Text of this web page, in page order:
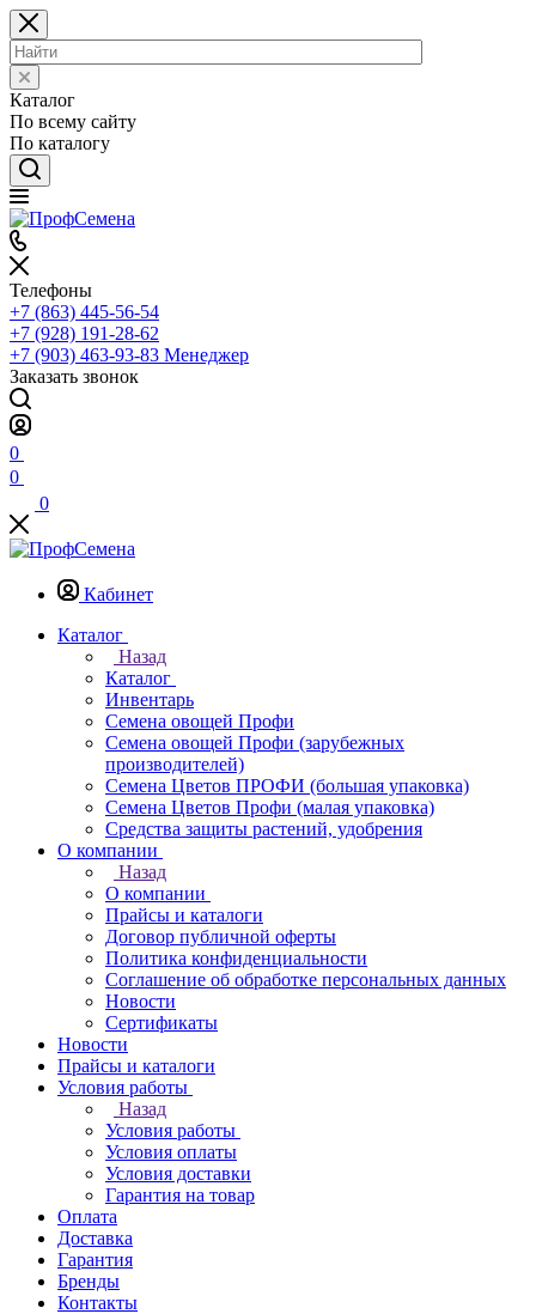
Каталог
По всему сайту
По каталогу
Телефоны
+7 (863) 445-56-54
+7 (928) 191-28-62
+7 (903) 463-93-83 Менеджер
Заказать звонок
0
0
0
Кабинет
Каталог
Назад
Каталог
Инвентарь
Семена овощей Профи
Семена овощей Профи (зарубежных
производителей)
Семена Цветов ПРОФИ (большая упаковка)
Семена Цветов Профи (малая упаковка)
Средства защиты растений, удобрения
О компании
Назад
О компании
Прайсы и каталоги
Договор публичной оферты
Политика конфиденциальности
Соглашение об обработке персональных данных
Новости
Сертификаты
Новости
Прайсы и каталоги
Условия работы
Назад
Условия работы
Условия оплаты
Условия доставки
Гарантия на товар
Оплата
Доставка
Гарантия
Бренды
Контакты